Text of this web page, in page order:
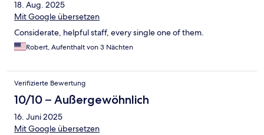
18. Aug. 2025
Mit Google übersetzen
Considerate, helpful staff, every single one of them.
Robert, Aufenthalt von 3 Nächten
Verifizierte Bewertung
10/10 – Außergewöhnlich
16. Juni 2025
Mit Google übersetzen